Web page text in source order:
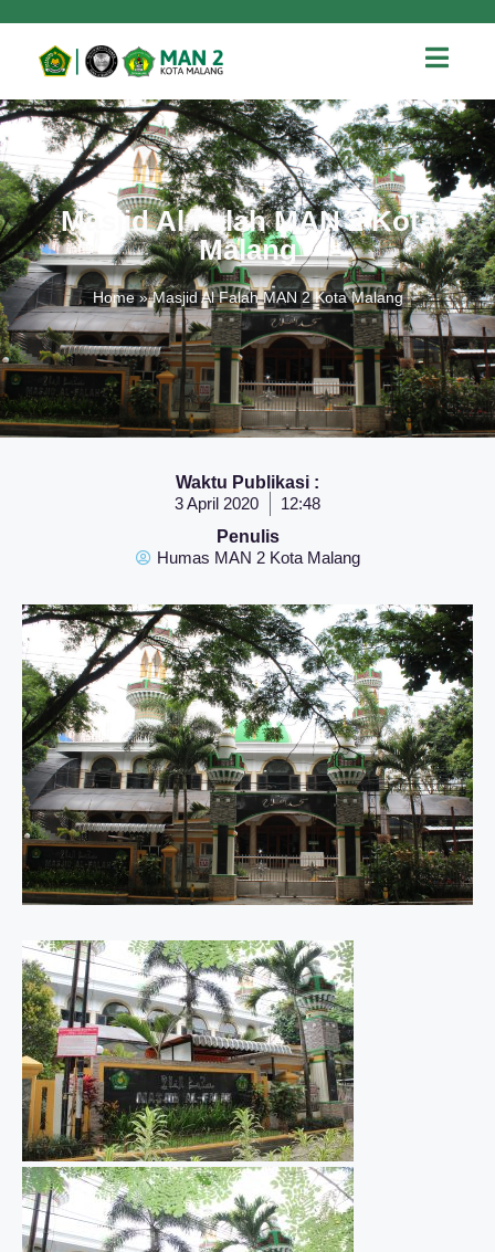
Masjid Al Falah MAN 2 Kota
Malang
Home»Masjid Al Falah MAN 2 Kota Malang
Waktu Publikasi :
3 April 2020
12:48
Penulis
Humas MAN 2 Kota Malang